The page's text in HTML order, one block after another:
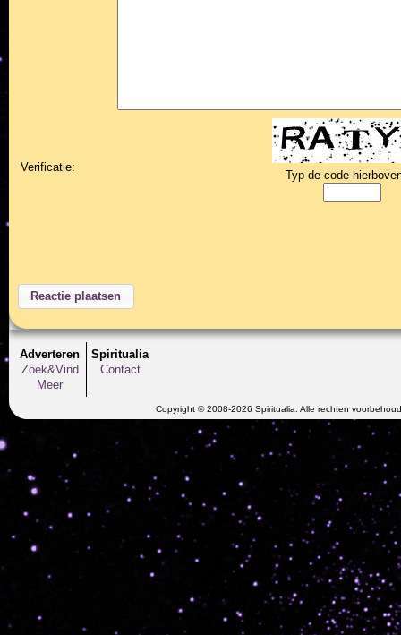
Verificatie:
Typ de code
Adverteren
Zoek&Vind
Meer
Spiritualia
Contact
Copyright © 2008-2026 Spiritualia. Alle rechten